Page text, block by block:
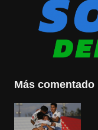
Más comentado